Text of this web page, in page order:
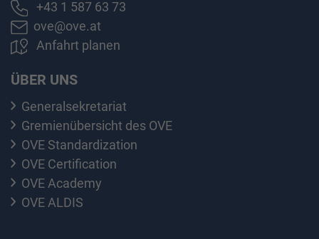
+43 1 587 63 73
ove@ove.at
Anfahrt planen
ÜBER UNS
Generalsekretariat
Gremienübersicht des OVE
OVE Standardization
OVE Certification
OVE Academy
OVE ALDIS